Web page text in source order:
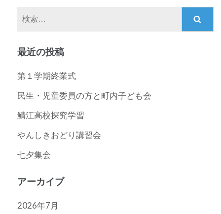
ョ
ン
最近の投稿
第１学期終業式
民生・児童委員の方と町内子ども会
鯖江高校探究学習
やんしきおどり講習会
七夕集会
アーカイブ
2026年7月